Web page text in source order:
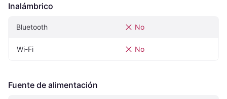
Inalámbrico
Bluetooth No
Wi-Fi No
Fuente de alimentación